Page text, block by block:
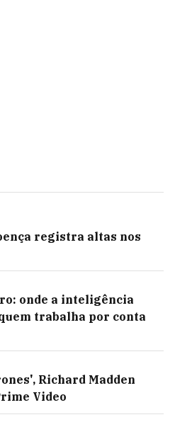
registra altas nos
onde a inteligência
trabalha por conta
Richard Madden
Video